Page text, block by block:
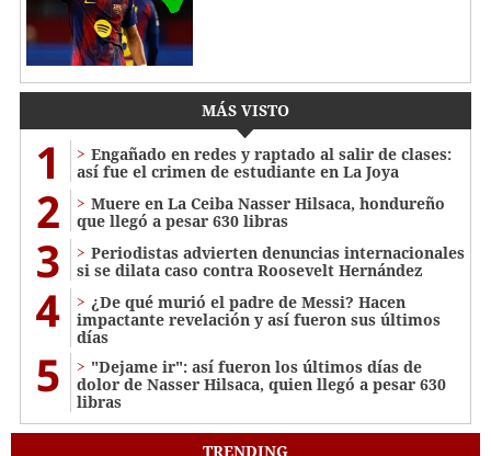
MÁS VISTO
1
Engañado en redes y raptado al salir de clases:
así fue el crimen de estudiante en La Joya
2
Muere en La Ceiba Nasser Hilsaca, hondureño
que llegó a pesar 630 libras
3
Periodistas advierten denuncias internacionales
si se dilata caso contra Roosevelt Hernández
4
¿De qué murió el padre de Messi? Hacen
impactante revelación y así fueron sus últimos
días
5
"Dejame ir": así fueron los últimos días de
dolor de Nasser Hilsaca, quien llegó a pesar 630
libras
TRENDING